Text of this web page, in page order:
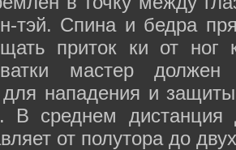
тэй. Спина и бедра
приток ки от
мастер должен
нападения и
В среднем
от полутора до